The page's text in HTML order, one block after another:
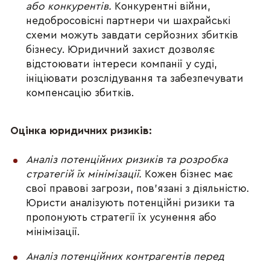
або конкурентів. Конкурентні війни,
недобросовісні партнери чи шахрайські
схеми можуть завдати серйозних збитків
бізнесу. Юридичний захист дозволяє
відстоювати інтереси компанії у суді,
ініціювати розслідування та забезпечувати
компенсацію збитків.
Оцінка юридичних ризиків:
Аналіз потенційних ризиків та розробка
стратегій їх мінімізації. Кожен бізнес має
свої правові загрози, пов’язані з діяльністю.
Юристи аналізують потенційні ризики та
пропонують стратегії їх усунення або
мінімізації.
Аналіз потенційних контрагентів перед